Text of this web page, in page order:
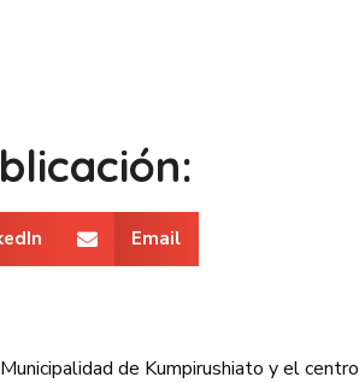
Email
de Kumpirushiato y el centro